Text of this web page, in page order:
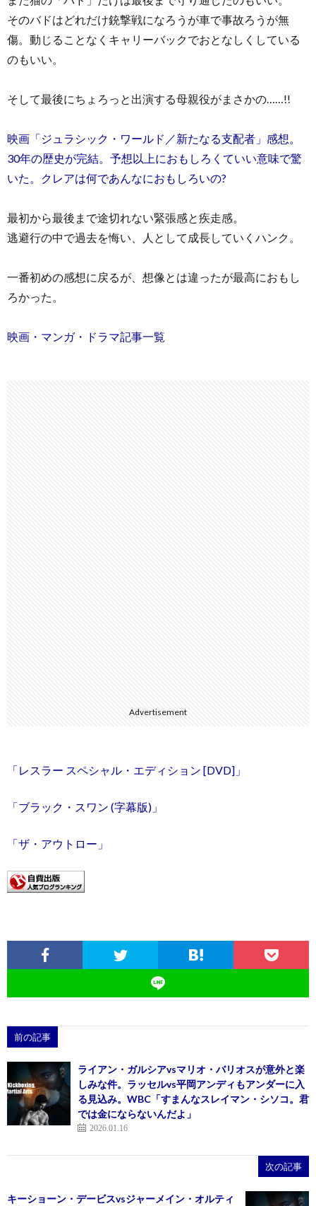
そのバドはどれだけ銃撃戦になろうが車で事故ろうが無
傷。動じることなくキャリーバックでおとなしくしている
のもいい。
そして最後にちょろっと出演する母親役がまさかの……!!
映画「ジュラシック・ワールド／新たなる支配者」感想。
30年の歴史が完結。予想以上におもしろくていい意味で驚
いた。クレアは何であんなにおもしろいの?
最初から最後まで途切れない緊張感と疾走感。
逃避行の中で過去を悔い、人として成長していくハンク。
一番初めの感想に戻るが、想像とは違ったが最高におもし
ろかった。
映画・マンガ・ドラマ記事一覧
Advertisement
「レスラー スペシャル・エディション [DVD]」
「ブラック・スワン (字幕版)」
「ザ・アウトロー」
前の記事
ライアン・ガルシアvsマリオ・バリオスが意外と楽
しみな件。ラッセルvs平岡アンディもアンダーに入
る見込み。WBC「すまんなスレイマン・シソコ。君
では金にならないんだよ」
2026.01.16
次の記事
キーショーン・デービスvsジャーメイン・オルティ